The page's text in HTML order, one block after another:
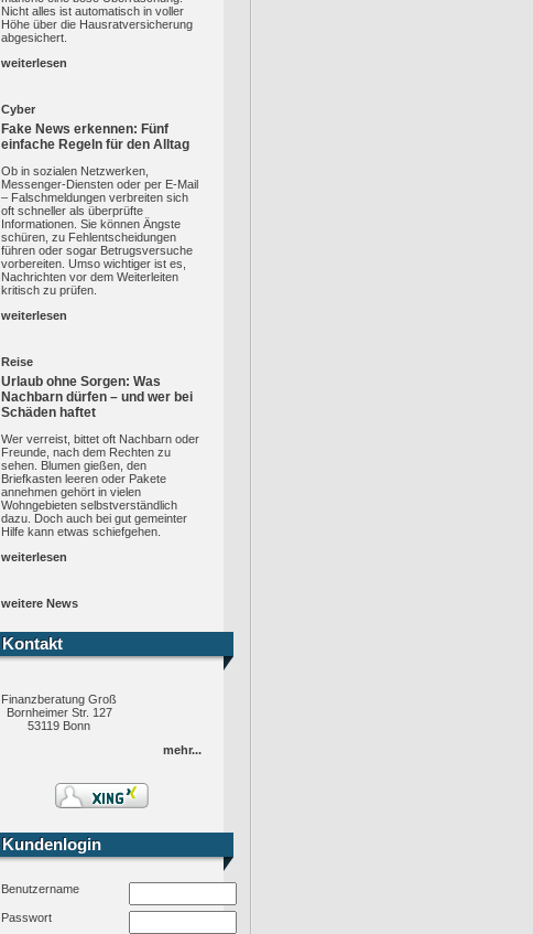
Nicht alles ist automatisch in voller
Höhe über die Hausratversicherung
abgesichert.
weiterlesen
Cyber
Fake News erkennen: Fünf
einfache Regeln für den Alltag
Ob in sozialen Netzwerken,
Messenger-Diensten oder per E-Mail
– Falschmeldungen verbreiten sich
oft schneller als überprüfte
Informationen. Sie können Ängste
schüren, zu Fehlentscheidungen
führen oder sogar Betrugsversuche
vorbereiten. Umso wichtiger ist es,
Nachrichten vor dem Weiterleiten
kritisch zu prüfen.
weiterlesen
Reise
Urlaub ohne Sorgen: Was
Nachbarn dürfen – und wer bei
Schäden haftet
Wer verreist, bittet oft Nachbarn oder
Freunde, nach dem Rechten zu
sehen. Blumen gießen, den
Briefkasten leeren oder Pakete
annehmen gehört in vielen
Wohngebieten selbstverständlich
dazu. Doch auch bei gut gemeinter
Hilfe kann etwas schiefgehen.
weiterlesen
weitere News
Kontakt
Kontakt
Finanzberatung Groß
Bornheimer Str. 127
53119 Bonn
mehr...
Kundenlogin
Kundenlogin
Benutzername
Passwort